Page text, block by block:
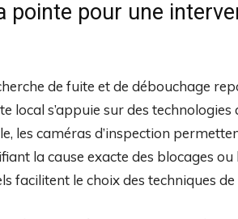
pointe pour une
de fuite et de débouchage
local s’appuie sur des
les caméras d’inspection
la cause exacte des blocages
facilitent le choix des techniques